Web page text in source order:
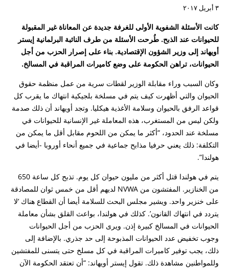
٣ أبريل ٢٠١٧
كانت الأسئلة الشفوية الأولى للغرفة جديدة عن المعاناة غير المقبولة
للحيوانات عند الذبح. طُرحت الأسئلة من طرف النائبة البرلمانية إيستر
أويهاند إلى وزير الشؤون الإقتصادية. بناء على إصرار الحزب من أجل
الحيوانات، تراهن الحكومة على وضع كاميرات المراقبة في المسالخ.
وكان السبب وراء مقابلة الوزير لقطات سرية من عمل منظمة حقوق
الحيوان والتي أظهرت كيف يتم في مسلخة بلجيكية انتهاك ما يقرب كل
قواعد الرفق بالحيوان وسلامة الأغذية هيكليا. وتجد أويهاند أن ذلك صدمة
ولكن ليس من المستغرب، هذه المعاملة غير الإنسانية للحيوانات في
مسلخة عند الحدود، “أكثر ما يمكن من اللحوم مقابل أقل ما يمكن من
التكلفة: ذلك يعني حرفيا مذابح جماعية في جميع أنحاء أوروبا -أيضا في
هولندا”.
يتم في هولندا قتل أكثر من مليون حيوان كل يوم. تذبح كل ساعة 650
من الخنازير. المفتشون من NVWA لديهم أقل من خمس ثوان للمصادقة
على خنزير واحد. ويشير مجلس البحث للسلامة أيضا أن القطاع هناك ‘لا
يتردد في انتهاك القانون’. كذلك في هولندا، بواعث القلق بشأن معاملة
الحيوانات في المسالخ كبيرة إذن. ويرى الحزب من أجل الحيوانات
وجوب تخفيض عدد الحيوانات المذبوحة إلى حد جذري. بالإضافة إلى
ذلك، يجب توفير كاميرات المراقبة في كل مسلخ حتى يتسنى للمفتشين
وللمواطنين مشاهدة ذلك. تقول إيستر أويهاند: “أن تعتقد الحكومة الآن